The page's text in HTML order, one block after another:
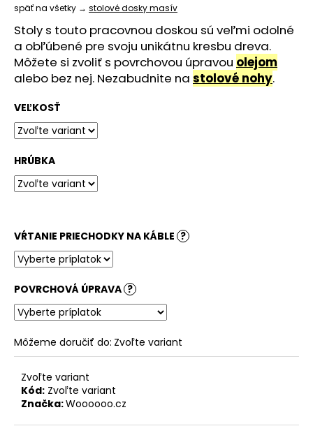
späť na všetky → stolové dosky masív
Stoly s touto pracovnou doskou sú veľmi odolné
a obľúbené pre svoju unikátnu kresbu dreva.
Môžete si zvoliť s povrchovou úpravou olejom
alebo bez nej. Nezabudnite na stolové nohy.
VEĽKOSŤ
HRÚBKA
VŔTANIE PRIECHODKY NA KÁBLE ?
POVRCHOVÁ ÚPRAVA ?
Môžeme doručiť do: Zvoľte variant
Zvoľte variant
Kód: Zvoľte variant
Značka:Woooooo.cz
d
p
o
r
ú
č
a
m
e
STOLOVÁ
DOSKA
180,99
€